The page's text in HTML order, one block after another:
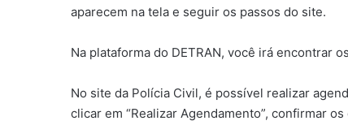
aparecem na tela e seguir os passos do site.
Na plataforma do DETRAN, você irá encontrar
No site da Polícia Civil, é possível realizar
clicar em “Realizar Agendamento”, confirmar